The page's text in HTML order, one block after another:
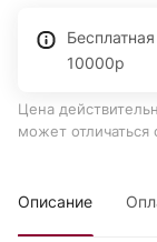
10000р
Цена
может отличаться
Описание